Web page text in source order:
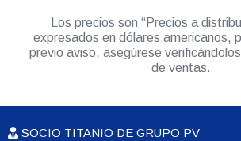
Los precios son “Precios a
expresados en dólares americanos,
previo aviso, asegúrese
de ventas.
SOCIO TITANIO DE GRUPO PV